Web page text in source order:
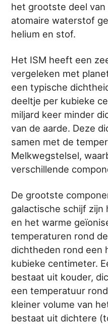
het grootste deel
atomaire waterstof
helium en stof.
Het ISM heeft een
vergeleken met
een typische
deeltje per kubieke
miljard keer minder
van de aarde. Deze
samen met de
Melkwegstelsel,
verschillende
De grootste
galactische schijf zijn
en het warme
temperaturen rond
dichtheden rond een
kubieke centimeter.
bestaat uit kouder,
een temperatuur
kleiner volume van
bestaat uit dichtere